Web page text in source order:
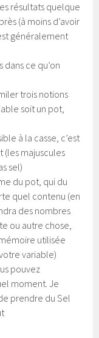
résultats quelque
(à moins d’avoir
généralement
ce qu’on
trois notions
soit un pot,
à la casse, c’est
(les majuscules
sel)
du pot, qui du
quel contenu (en
des nombres
ou autre chose,
utilisée
variable)
pouvez
moment. Je
prendre du Sel